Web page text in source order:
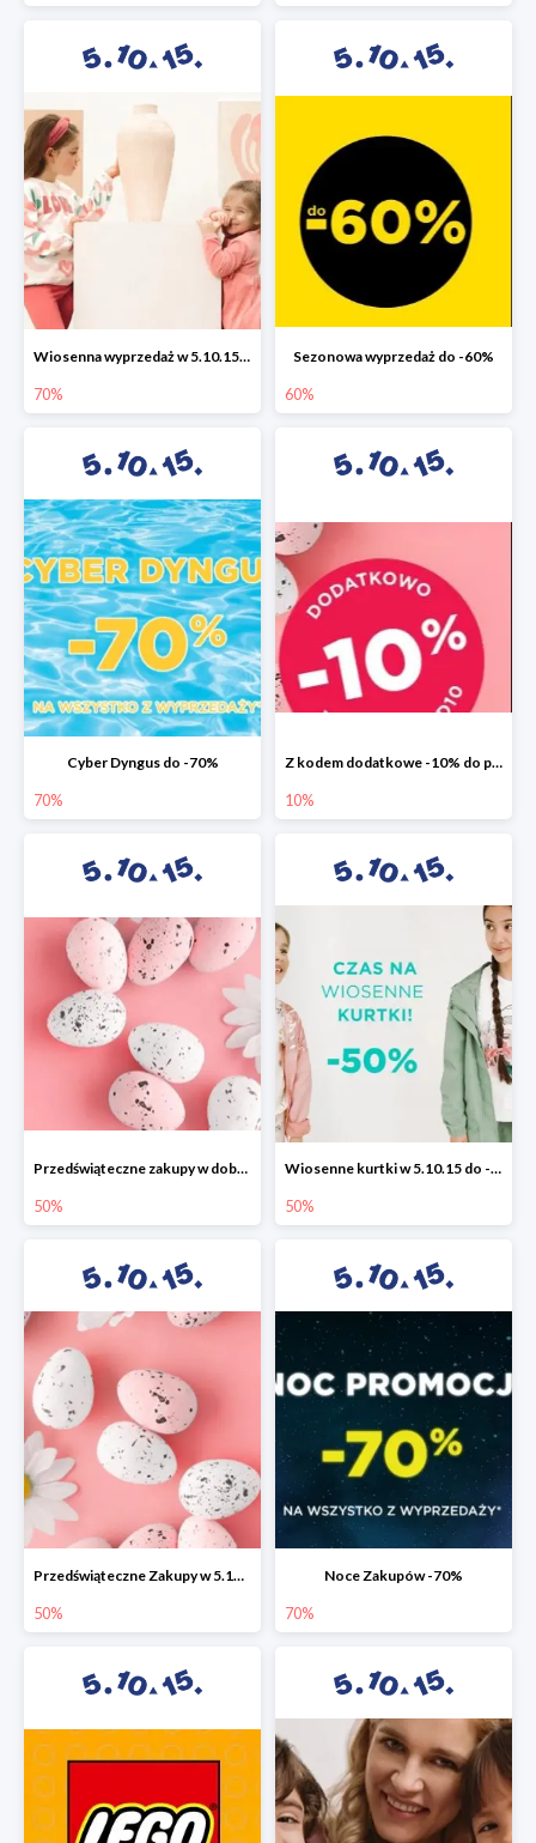
Wiosenna wyprzedaż w 5.10.15 do -70%
70%
Sezonowa wyprzedaż do -60%
60%
Cyber Dyngus do -70%
70%
Z kodem dodatkowe -10% do promocji -50%!
10%
Przedświąteczne zakupy w dobrym stylu -50%
50%
Wiosenne kurtki w 5.10.15 do -50%
50%
Przedświąteczne Zakupy w 5.10.15 do -50%
50%
Noce Zakupów -70%
70%